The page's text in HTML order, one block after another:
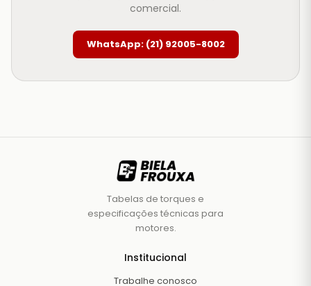
comercial.
WhatsApp: (21) 92005-8002
Tabelas de torques e
especificações técnicas para
motores.
Institucional
Trabalhe conosco